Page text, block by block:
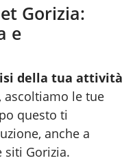
Gorizia:
e
della tua attività
, ascoltiamo le tue
questo ti
anche a
siti Gorizia.